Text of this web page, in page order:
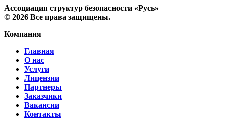
Ассоциация структур безопасности «Русь»
© 2026 Все права защищены.
Компания
Главная
О нас
Услуги
Лицензии
Партнеры
Заказчики
Вакансии
Контакты